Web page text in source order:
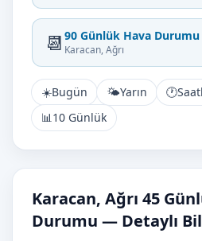
📆 90 Günlük Hava Durumu
Karacan, Ağrı
☀️Bugün 🌤️Yarın 🕐
📊10 Günlük
Karacan, Ağrı 45
Durumu — Detaylı